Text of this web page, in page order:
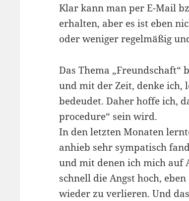
Klar kann man per E-Mail
erhalten, aber es ist eben
oder weniger regelmäßig
Das Thema
und mit der Zeit, denke ich,
bedeudet. Daher hoffe ich,
procedure“ sein wird.
In den letzten Monaten
anhieb sehr sympatisch
und mit denen ich mich auf
schnell die Angst hoch,
wieder zu verlieren. Und